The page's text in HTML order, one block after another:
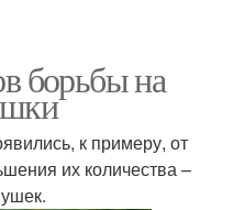
борьбы на
к примеру, от
их количества –